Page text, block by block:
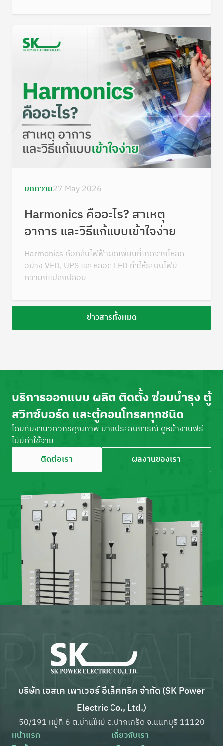
บทความ27 May 2026
Harmonics คืออะไร? สาเหตุ
อาการ และวิธีแก้แบบเข้าใจง่าย
Harmonics คือคลื่นไฟฟ้าผิดเพี้ยนที่เกิดจากโหลด
อย่าง VFD, UPS และหลอด LED ทำให้ระบบไฟมี
ความถี่แปลกปลอม
ข่าวสารทั้งหมด
บริการออกแบบ ผลิต ติดตั้ง ซ่อมบำรุง ตู้
สวิทซ์บอร์ด และตู้คอนโทรลทุกชนิด
โดยทีมงานวิศวกรคุณภาพ มากประสบการณ์ ดูหน้างานฟรี
ไม่มีค่าใช้จ่าย
ติดต่อเรา
ผลงานของเรา
บริษัท เอสเค เพาเวอร์ อีเล็คทริค จำกัด (SK Power
Electric Co., Ltd.)
50/191 หมู่ที่ 6 ต.บ้านใหม่ อ.ปากเกร็ด จ.นนทบุรี 11120
หน้าแรก
เกี่ยวกับเรา